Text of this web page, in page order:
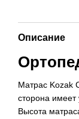
Описание
Матрас Kozak
сторона имеет
Высота